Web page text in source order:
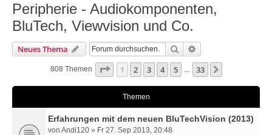
Peripherie - Audiokomponenten,
BluTech, Viewvision und Co.
Neues Thema Suche
808 Themen Seite 1Von 33
1 2 3 4 5 … 33
Themen
Erfahrungen mit dem neuen BluTechVision (2013)
von Andi120 » Fr 27. Sep 2013, 20:48